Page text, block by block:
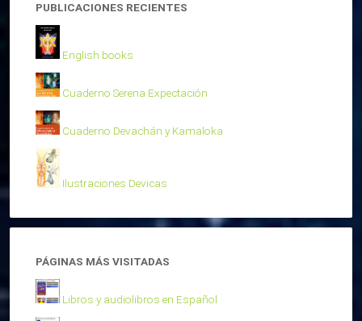
PUBLICACIONES RECIENTES
English books
Cuaderno Serena Expectación
Cuaderno Devachán y Kamaloka
Ilustraciones Devicas
PÁGINAS MÁS VISITADAS
Libros y audiolibros en Español